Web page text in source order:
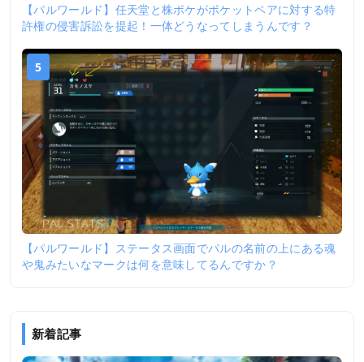
【パルワールド】任天堂と株ポケがポケットペアに対する特
許権の侵害訴訟を提起！一体どうなってしまうんです？
5
【パルワールド】ステータス画面でパルの名前の上にある魂
や鬼みたいなマークは何を意味してるんですか？
新着記事